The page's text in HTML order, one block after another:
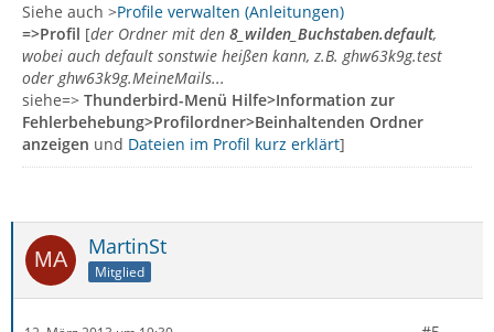
Siehe auch >Profile verwalten (Anleitungen)
=>Profil [der Ordner mit den 8_wilden_Buchstaben.default,
wobei auch default sonstwie heißen kann, z.B. ghw63k9g.test
oder ghw63k9g.MeineMails...
siehe=> Thunderbird-Menü Hilfe>Information zur
Fehlerbehebung>Profilordner>Beinhaltenden Ordner
anzeigen und Dateien im Profil kurz erklärt]
MartinSt
Mitglied